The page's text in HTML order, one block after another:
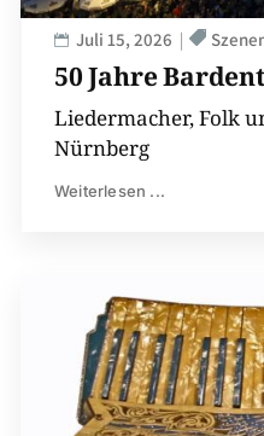
50 Jahre
Juli 15, 2026
Liedermacher, Folk
Nürnberg
Weiterlesen ...